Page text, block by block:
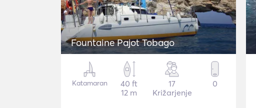
Fountaine Pajot Tobago
Katamaran
40 ft
12 m
17
Križarjenje
0